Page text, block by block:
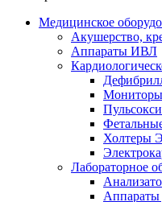
Медицинское
Акушерство,
Аппараты ИВЛ
Мониторы
Холтеры
Лабораторное
Аппараты